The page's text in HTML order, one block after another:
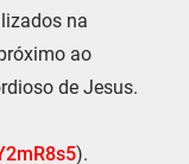
na
ao
de Jesus.
).